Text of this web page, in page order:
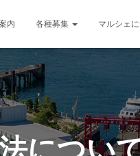
内 各種募集 マルシェ